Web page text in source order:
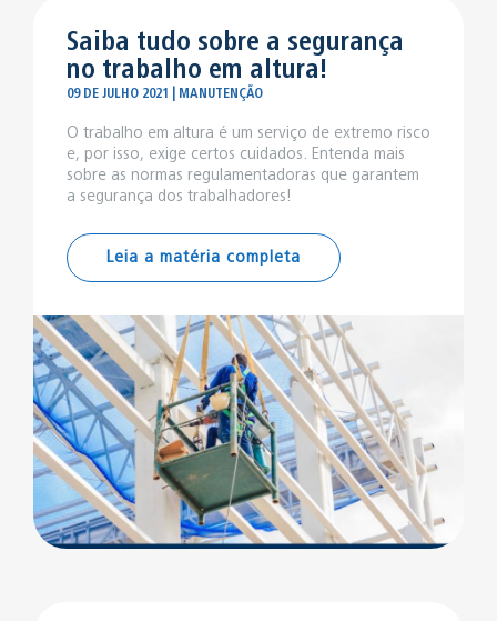
Saiba tudo sobre a segurança
no trabalho em altura!
09 DE JULHO 2021 | MANUTENÇÃO
O trabalho em altura é um serviço de extremo risco
e, por isso, exige certos cuidados. Entenda mais
sobre as normas regulamentadoras que garantem
a segurança dos trabalhadores!
Leia a matéria completa